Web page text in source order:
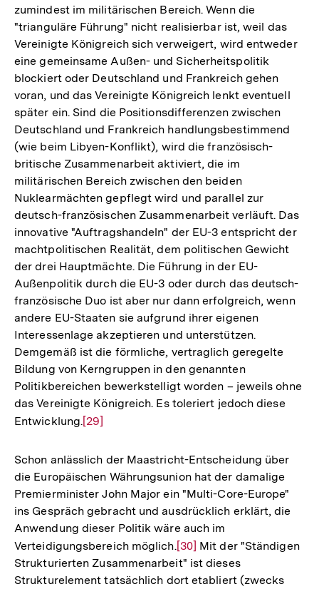
zumindest im militärischen Bereich. Wenn die
"trianguläre Führung" nicht realisierbar ist, weil das
Vereinigte Königreich sich verweigert, wird entweder
eine gemeinsame Außen- und Sicherheitspolitik
blockiert oder Deutschland und Frankreich gehen
voran, und das Vereinigte Königreich lenkt eventuell
später ein. Sind die Positionsdifferenzen zwischen
Deutschland und Frankreich handlungsbestimmend
(wie beim Libyen-Konflikt), wird die französisch-
britische Zusammenarbeit aktiviert, die im
militärischen Bereich zwischen den beiden
Nuklearmächten gepflegt wird und parallel zur
deutsch-französischen Zusammenarbeit verläuft. Das
innovative "Auftragshandeln" der EU-3 entspricht der
machtpolitischen Realität, dem politischen Gewicht
der drei Hauptmächte. Die Führung in der EU-
Außenpolitik durch die EU-3 oder durch das deutsch-
französische Duo ist aber nur dann erfolgreich, wenn
andere EU-Staaten sie aufgrund ihrer eigenen
Interessenlage akzeptieren und unterstützen.
Demgemäß ist die förmliche, vertraglich geregelte
Bildung von Kerngruppen in den genannten
Politikbereichen bewerkstelligt worden – jeweils ohne
das Vereinigte Königreich. Es toleriert jedoch diese
Entwicklung.Zur
der
Fußnote
[29]
Schon anlässlich der Maastricht-Entscheidung über
die Europäischen Währungsunion hat der damalige
Premierminister John Major ein "Multi-Core-Europe"
ins Gespräch gebracht und ausdrücklich erklärt, die
Anwendung dieser Politik wäre auch im
Verteidigungsbereich möglich.Zur
Auflösung
der
[30] Mit der "Ständigen
Strukturierten Zusammenarbeit" ist dieses
Strukturelement tatsächlich dort etabliert (zwecks